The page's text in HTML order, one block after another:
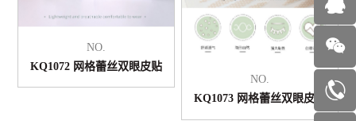
NO.
KQ1072 网格蕾丝双眼皮贴
NO.
KQ1073 网格蕾丝双眼皮贴